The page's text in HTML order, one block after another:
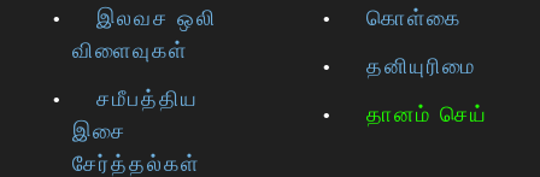
இலவச ஒலி
விளைவுகள்
சமீபத்திய
இசை
சேர்த்தல்கள்
கொள்கை
தனியுரிமை
தானம் செய்